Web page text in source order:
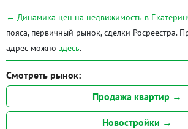
← Динамика цен на недвижимость в
пояса, первичный рынок, сделки Росреестра.
адрес можно здесь.
Смотреть рынок:
Продажа квартир →
Новостройки →